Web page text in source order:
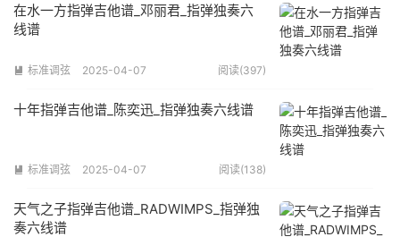
在水一方指弹吉他谱_邓丽君_指弹独奏六
线谱
 标准调弦 2025-04-07 阅读(397)
十年指弹吉他谱_陈奕迅_指弹独奏六线谱
 标准调弦 2025-04-07 阅读(138)
天气之子指弹吉他谱_RADWIMPS_指弹独
奏六线谱